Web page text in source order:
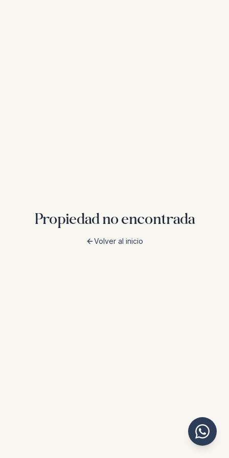
Propiedad no encontrada
Volver al inicio